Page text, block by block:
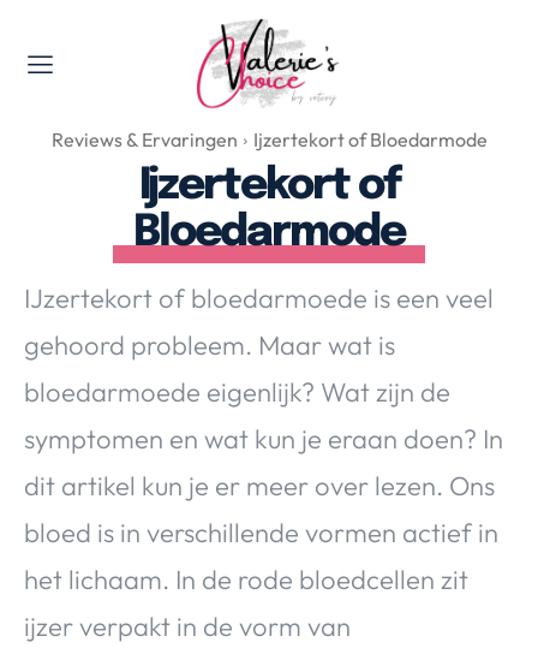
Valerie's Topics
Travel & Culture
Food & Drinks
Happyness & Opmerkelijk
Lifestyle, Sport & Duurzaamheid
Gadgets & Tech
Top 5 van Valerie
Health & Beauty
Huis & Tuin
Nieuws & Media
Over Valerie
De Top 5
Reviews & Ervaringen Ijzertekort of Bloedarmode
Ijzertekort of
Bloedarmode
IJzertekort of bloedarmoede is een veel
gehoord probleem. Maar wat is
bloedarmoede eigenlijk? Wat zijn de
symptomen en wat kun je eraan doen? In
dit artikel kun je er meer over lezen. Ons
bloed is in verschillende vormen actief in
het lichaam. In de rode bloedcellen zit
ijzer verpakt in de vorm van